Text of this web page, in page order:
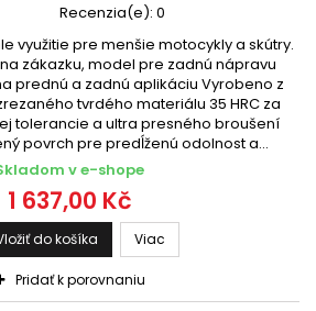
Recenzia(e): 0
využitie pre menšie motocykly a skútry.
zákazku, model pre zadnú nápravu
prednú a zadnú aplikáciu Vyrobeno z
tvrdého materiálu 35 HRC za
tolerancie a ultra presného broušení
povrch pre predĺženú odolnost a...
v e-shope
1 637,00 Kč
do košíka Viac
Pridať k porovnaniu